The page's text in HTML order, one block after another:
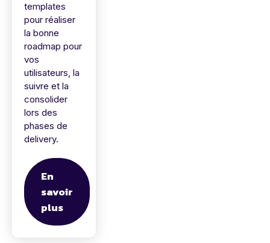
templates
pour réaliser
la bonne
roadmap pour
vos
utilisateurs, la
suivre et la
consolider
lors des
phases de
delivery.
En
savoir
plus